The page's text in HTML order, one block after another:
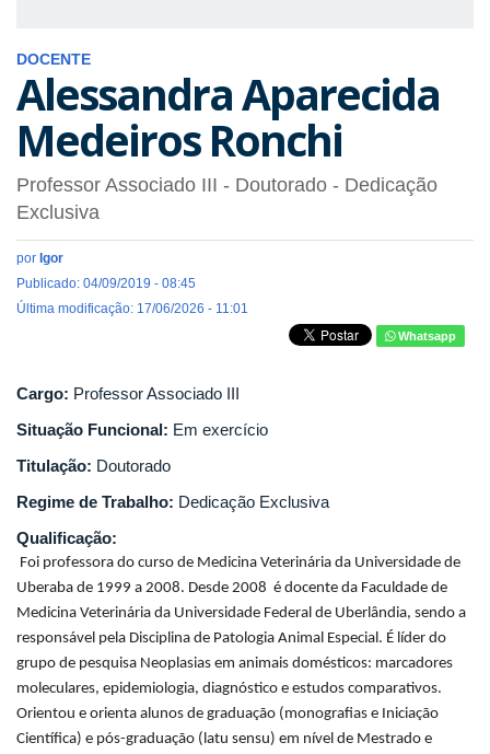
DOCENTE
Alessandra Aparecida
Medeiros Ronchi
Professor Associado III - Doutorado - Dedicação
Exclusiva
por Igor
Publicado: 04/09/2019 - 08:45
Última modificação: 17/06/2026 - 11:01
Whatsapp
Cargo: Professor Associado III
Situação Funcional: Em exercício
Titulação: Doutorado
Regime de Trabalho: Dedicação Exclusiva
Qualificação:
Foi professora do curso de Medicina Veterinária da Universidade de
Uberaba de 1999 a 2008. Desde 2008 é docente da Faculdade de
Medicina Veterinária da Universidade Federal de Uberlândia, sendo a
responsável pela Disciplina de Patologia Animal Especial. É líder do
grupo de pesquisa Neoplasias em animais domésticos: marcadores
moleculares, epidemiologia, diagnóstico e estudos comparativos.
Orientou e orienta alunos de graduação (monografias e Iniciação
Científica) e pós-graduação (latu sensu) em nível de Mestrado e